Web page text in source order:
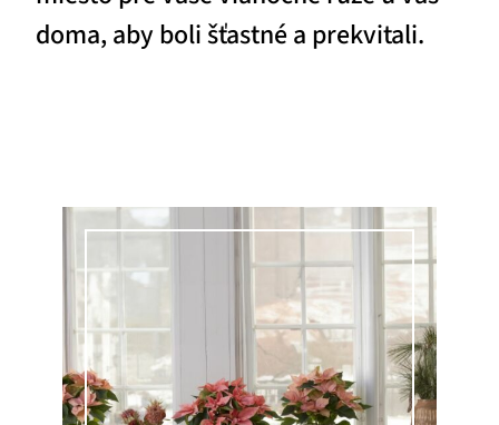
doma, aby boli šťastné a prekvitali.